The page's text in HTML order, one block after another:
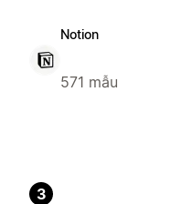
Notion
571 mẫu
3